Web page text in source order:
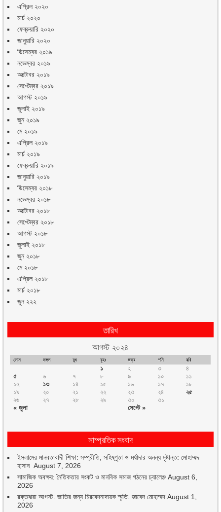
এপ্রিল ২০২০
মার্চ ২০২০
ফেব্রুয়ারি ২০২০
জানুয়ারি ২০২০
ডিসেম্বর ২০১৯
নভেম্বর ২০১৯
অক্টোবর ২০১৯
সেপ্টেম্বর ২০১৯
আগস্ট ২০১৯
জুলাই ২০১৯
জুন ২০১৯
মে ২০১৯
এপ্রিল ২০১৯
মার্চ ২০১৯
ফেব্রুয়ারি ২০১৯
জানুয়ারি ২০১৯
ডিসেম্বর ২০১৮
নভেম্বর ২০১৮
অক্টোবর ২০১৮
সেপ্টেম্বর ২০১৮
আগস্ট ২০১৮
জুলাই ২০১৮
জুন ২০১৮
মে ২০১৮
এপ্রিল ২০১৮
মার্চ ২০১৮
জুন ২২২
তারিখ
আগস্ট ২০২৪
সোম মঙ্গল বুধ বৃহঃ শুক্র শনি রবি
« জুলা সেপ্টে »
১ ২ ৩
৪
৫
৬ ৭ ৮ ৯ ১০
১১
১২
১৩ ১৪ ১৫ ১৬ ১৭
১৮
১৯
২০ ২১ ২২ ২৩ ২৪
২৫
২৬
২৭ ২৮ ২৯ ৩০ ৩১
সাম্প্রতিক সংবাদ
ইসলামের মানবতাবাদী শিক্ষা: সম্প্রীতি, সহিষ্ণুতা ও মর্যাদার অনন্য দৃষ্টান্ত: মোহাম্মদ
হাসান August 7, 2026
সামাজিক অবক্ষয়: নৈতিকতার সংকট ও মানবিক সমাজ গঠনের চ্যালেঞ্জ August 6,
2026
রক্তঝরা আগস্ট: জাতির জন্য চিরবেদনাদায়ক স্মৃতি: জাবেদ মোহাম্মদ August 1,
2026